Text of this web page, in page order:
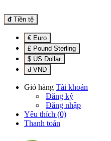
đ Tiền tệ
€ Euro
£ Pound Sterling
$ US Dollar
đ VND
Giỏ hàng Tài khoản
Đăng ký
Đăng nhập
Yêu thích (0)
Thanh toán